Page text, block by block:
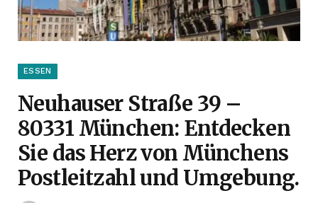
ESSEN
Neuhauser Straße 39 –
80331 München: Entdecken
Sie das Herz von Münchens
Postleitzahl und Umgebung.